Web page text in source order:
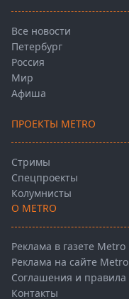
Все новости
Петербург
Россия
Мир
Афиша
ПРОЕКТЫ METRO
Стримы
Спецпроекты
Колумнисты
О METRO
Реклама в газете Metro
Реклама на сайте Metro
Соглашения и правила
Контакты